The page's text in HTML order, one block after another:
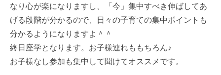
なり心が楽になりますし、「今」集中すべき伸ばしてあ
げる段階が分かるので、日々の子育ての集中ポイントも
分かるようになりますよ＾＾
終日座学となります。お子様連れももちろん♪
お子様なし参加も集中して聞けてオススメです。